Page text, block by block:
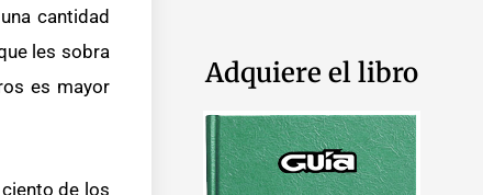
cantidad
les sobra
es mayor
de los
Adquiere el libro